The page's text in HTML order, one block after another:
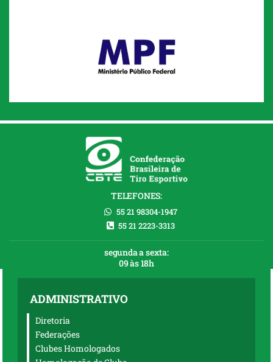
TELEFONES:
55 21 98304-1947
55 21 2223-3313
segunda a sexta:
09 às 18h
ADMINISTRATIVO
Diretoria
Federações
Clubes Homologados